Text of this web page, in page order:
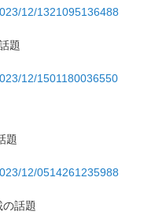
12/1321095136488
成果 の話題
12/1501180036550
・出版 の話題
12/0514261235988
に掲載の話題